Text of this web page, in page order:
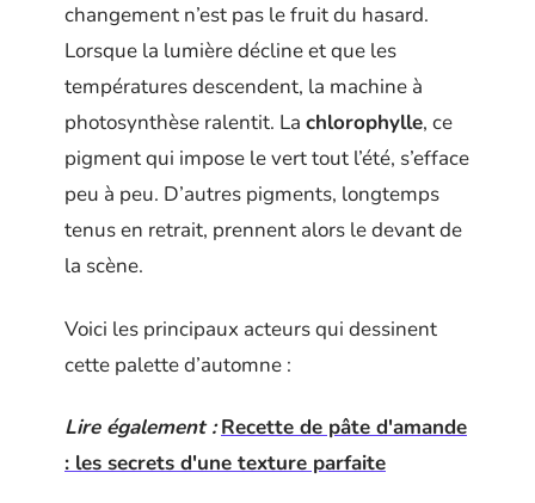
changement n’est pas le fruit du hasard.
Lorsque la lumière décline et que les
températures descendent, la machine à
photosynthèse ralentit. La chlorophylle, ce
pigment qui impose le vert tout l’été, s’efface
peu à peu. D’autres pigments, longtemps
tenus en retrait, prennent alors le devant de
la scène.
Voici les principaux acteurs qui dessinent
cette palette d’automne :
Lire également : Recette de pâte d'amande
: les secrets d'une texture parfaite